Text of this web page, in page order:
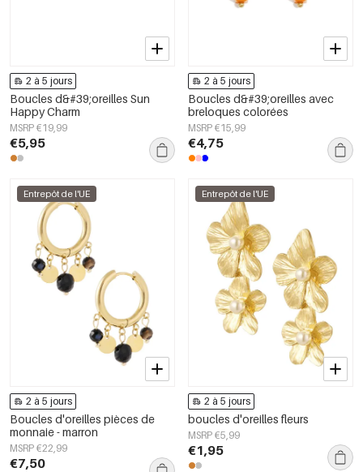
2 à 5 jours
Boucles d&#39;oreilles Sun
Happy Charm
MSRP €19,99
€5,95
2 à 5 jours
Boucles d&#39;oreilles avec
breloques colorées
MSRP €15,99
€4,75
Entrepôt de l'UE
2 à 5 jours
Boucles d'oreilles pièces de
monnaie - marron
MSRP €22,99
€7,50
Entrepôt de l'UE
2 à 5 jours
boucles d'oreilles fleurs
MSRP €5,99
€1,95